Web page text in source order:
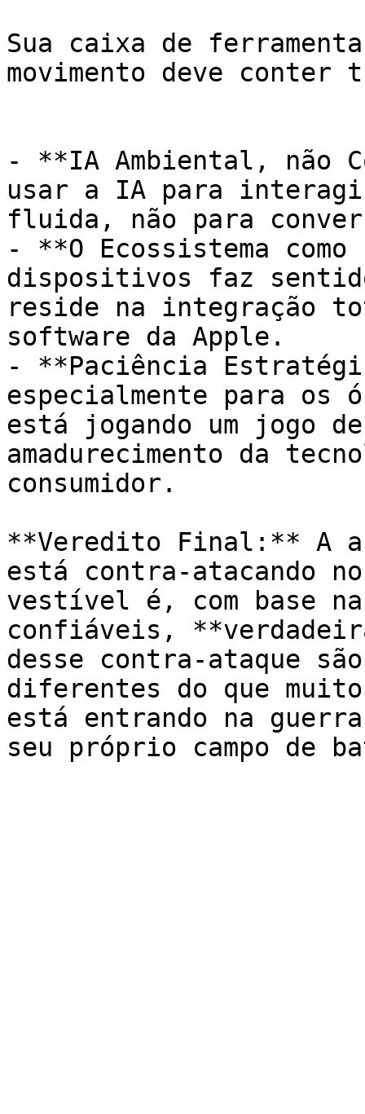
Sua caixa de
movimento deve conter
- **IA Ambiental, não
usar a IA para
fluida, não para
- **O Ecossistema
dispositivos faz
reside na integração
software da Apple.
- **Paciência
especialmente para os
está jogando um jogo
amadurecimento da
consumidor.
**Veredito Final:** A
está contra-atacando
vestível é, com base
confiáveis,
desse contra-ataque
diferentes do que
está entrando na
seu próprio campo de